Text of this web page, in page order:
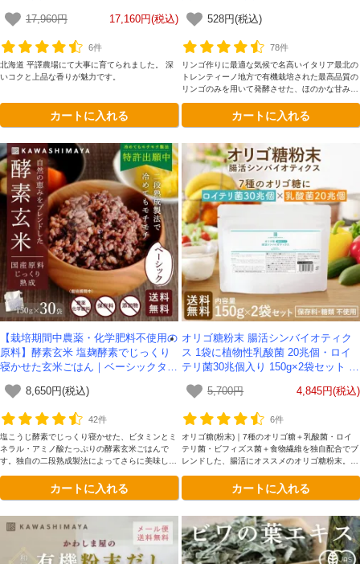
17,960円 17,160円(税込)
6件
北海道 平譯農場にて大事に育てられました。 深
いコクと上品な香りが魅力です。
カートに入れる
ップルサイダービネガー -かわしま屋-
528円(税込)
78件
リンゴ作りに最適な気候で名高いイタリア最北の
トレンティーノ地方で有機栽培された最高品質の
リンゴのみを用いて発酵させた、ほのかな甘みと
ていない、本物のリンゴ酢をガラス瓶容器にてお
楽しみください。
カートに入れる
【栽培期間中農薬・化学肥料不使用の
原料】酵素玄米 塩麹酵素でじっくり
寝かせた玄米ごはん｜ベーシックタイ
プ 150g×30袋セット -かわしま屋-
【送料無料】
8,650円(税込)
42件
塩こうじ酵素でじっくり寝かせた、ビタミンとミ
ネラル・アミノ酸たっぷりの酵素玄米ごはんで
す。独自の二段熟成製法によってさらに美味しく
テンフリー認証取得。カートに入れる
オリゴ糖粉末 腸活シンバイオティク
ス 1袋に植物性乳酸菌 20兆個・ロイ
テリ菌30兆個入り 150g×2袋セット -
かわしま屋- 【送料無料】*メール便で
の発送*5,700円 4,845円(税込)
6件
オリゴ糖(粉末)｜7種のオリゴ糖＋乳酸菌・ロイ
テリ菌・ビフィズス菌＋食物繊維を独自配合でブ
レンドした、腸活にオススメのオリゴ糖粉末。ヨ
カートに入れる
対象者：かわしま屋で初めてお買い物をされる方
利用条件：3,000円以上のお買い物でご利用いただけます
ご利用回数：お一人様1回限り
※他のクーポンとの併用はできません
クーポンのご利用方法はこちら >>